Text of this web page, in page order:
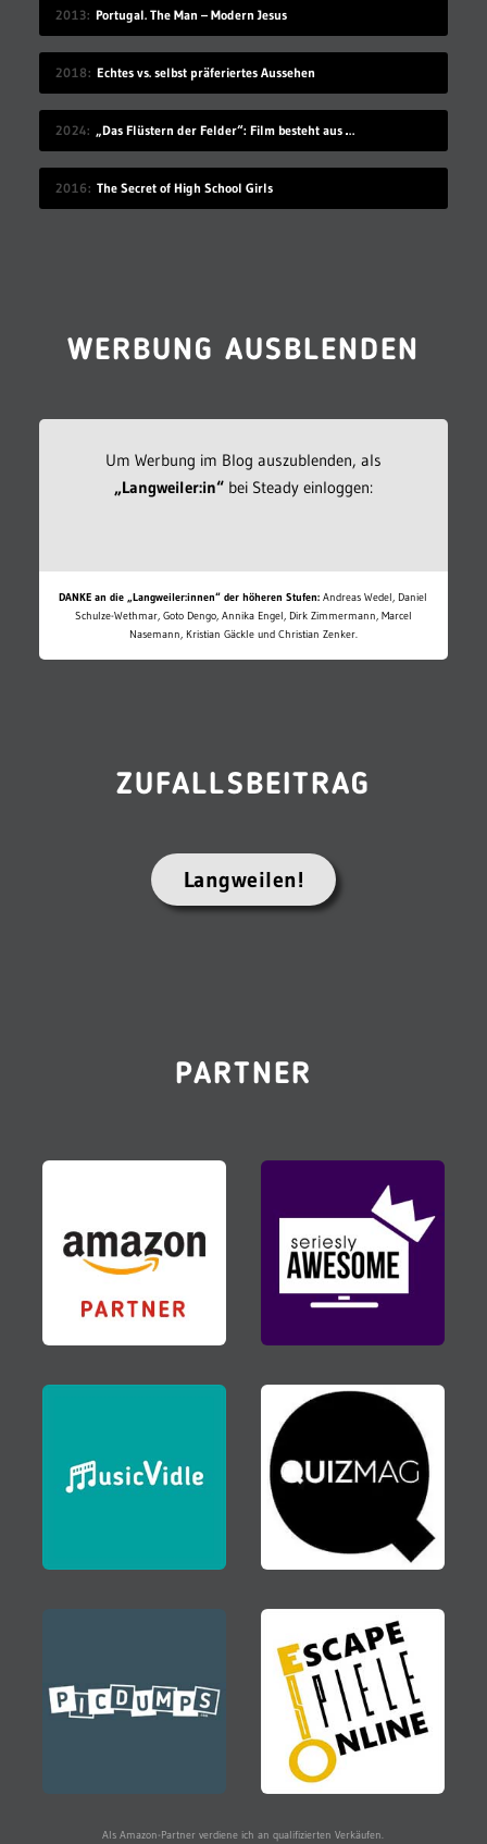
2013 Portugal. The Man – Modern Jesus
2018 Echtes vs. selbst präferiertes Aussehen
2024 „Das Flüstern der Felder“: Film besteht aus Ölgemälden als Frames
2016 The Secret of High School Girls
WERBUNG AUSBLENDEN
Um Werbung im Blog auszublenden, als
„Langweiler:in“bei Steady einloggen:
DANKE an die „Langweiler:innen“ der höheren Stufen: Andreas Wedel, Daniel
Schulze-Wethmar, Goto Dengo, Annika Engel, Dirk Zimmermann, Marcel
Nasemann, Kristian Gäckle und Christian Zenker.
ZUFALLSBEITRAG
Langweilen!
PARTNER
Als Amazon-Partner verdiene ich an qualifizierten Verkäufen.